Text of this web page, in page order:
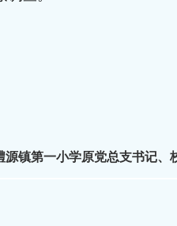
源镇第一小学原党总支书记、